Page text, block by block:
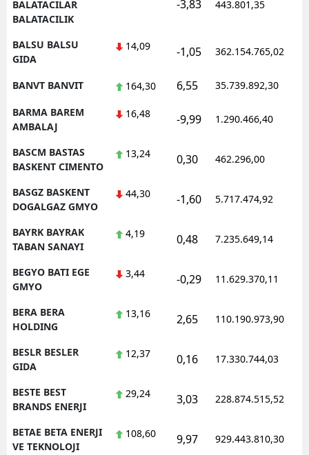
BALATACILAR
BALATACILIK
-3,83 443.801,35
BALSU BALSU
GIDA
14,09 -1,05 362.154.765,02
BANVT BANVIT 164,30 6,55 35.739.892,30
BARMA BAREM
AMBALAJ
16,48 -9,99 1.290.466,40
BASCM BASTAS
BASKENT CIMENTO
13,24 0,30 462.296,00
BASGZ BASKENT
DOGALGAZ GMYO
44,30 -1,60 5.717.474,92
BAYRK BAYRAK
TABAN SANAYI
4,19 0,48 7.235.649,14
BEGYO BATI EGE
GMYO
3,44 -0,29 11.629.370,11
BERA BERA
HOLDING
13,16 2,65 110.190.973,90
BESLR BESLER
GIDA
12,37 0,16 17.330.744,03
BESTE BEST
BRANDS ENERJI
29,24 3,03 228.874.515,52
BETAE BETA ENERJI
VE TEKNOLOJI
108,60 9,97 929.443.810,30